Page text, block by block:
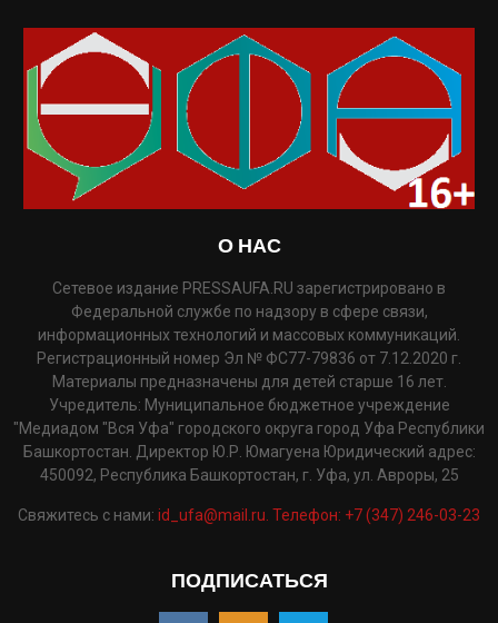
О НАС
Сетевое издание PRESSAUFA.RU зарегистрировано в
Федеральной службе по надзору в сфере связи,
информационных технологий и массовых коммуникаций.
Регистрационный номер Эл № ФС77-79836 от 7.12.2020 г.
Материалы предназначены для детей старше 16 лет.
Учредитель: Муниципальное бюджетное учреждение
"Медиадом "Вся Уфа" городского округа город Уфа Республики
Башкортостан. Директор Ю.Р. Юмагуена Юридический адрес:
450092, Республика Башкортостан, г. Уфа, ул. Авроры, 25
Свяжитесь с нами: id_ufa@mail.ru. Телефон: +7 (347) 246-03-23
ПОДПИСАТЬСЯ